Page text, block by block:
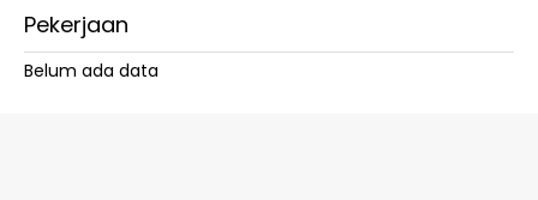
Pekerjaan
Belum ada data